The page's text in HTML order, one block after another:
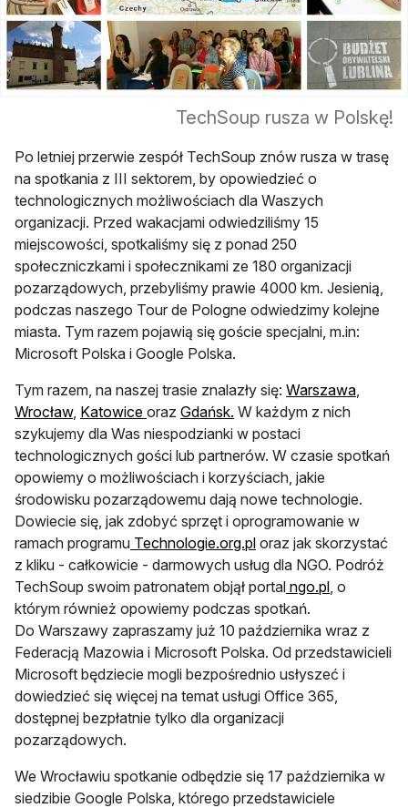
TechSoup rusza w Polskę!
Po letniej przerwie zespół TechSoup znów rusza w trasę
na spotkania z III sektorem, by opowiedzieć o
technologicznych możliwościach dla Waszych
organizacji. Przed wakacjami odwiedziliśmy 15
miejscowości, spotkaliśmy się z ponad 250
społeczniczkami i społecznikami ze 180 organizacji
pozarządowych, przebyliśmy prawie 4000 km. Jesienią,
podczas naszego Tour de Pologne odwiedzimy kolejne
miasta. Tym razem pojawią się goście specjalni, m.in:
Microsoft Polska i Google Polska.
Tym razem, na naszej trasie znalazły się: Warszawa
Wrocław, Katowice oraz Gdańsk. W każdym z nich
szykujemy dla Was niespodzianki w postaci
technologicznych gości lub partnerów. W czasie spotkań
opowiemy o możliwościach i korzyściach, jakie
środowisku pozarządowemu dają nowe technologie.
Dowiecie się, jak zdobyć sprzęt i oprogramowanie w
ramach programu Technologie.org.pl oraz jak skorzystać
z kliku - całkowicie - darmowych usług dla NGO. Podróż
TechSoup swoim patronatem objął portal ngo.pl , o
którym również opowiemy podczas spotkań.
Do Warszawy zapraszamy już 10 października wraz z
Federacją Mazowia i Microsoft Polska. Od przedstawicieli
Microsoft będziecie mogli bezpośrednio usłyszeć i
dowiedzieć się więcej na temat usługi Office 365,
dostępnej bezpłatnie tylko dla organizacji
pozarządowych.
We Wrocławiu spotkanie odbędzie się 17 października w
siedzibie Google Polska, którego przedstawiciele